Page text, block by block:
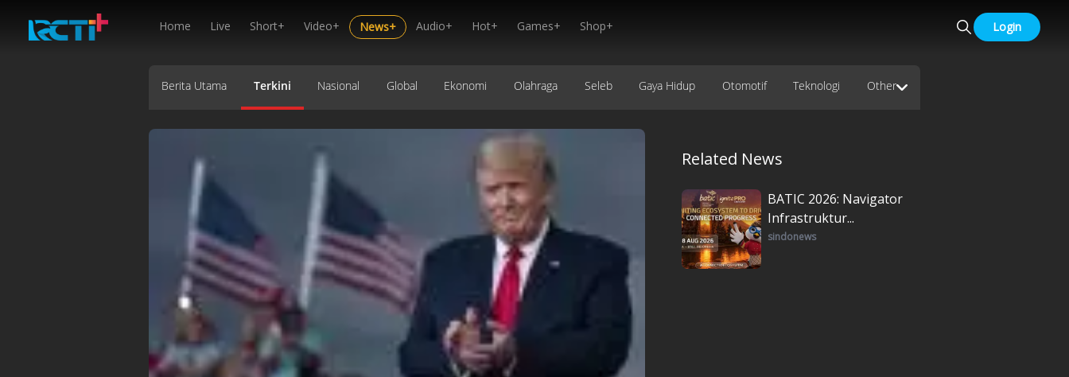
Home Live Short+ Video+ News+ Audio+ Hot+ Games+ Shop+ Login
Berita Utama Terkini Nasional Global Ekonomi Olahraga Seleb Gaya Hidup Otomotif Teknologi Other
Related News
BATIC 2026: Navigator
Infrastruktur...
sindonews